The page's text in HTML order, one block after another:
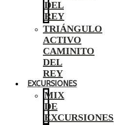
DEL
REY
TRIÁNGULO
ACTIVO
CAMINITO
DEL
REY
EXCURSIONES
MIX
DE
EXCURSIONES